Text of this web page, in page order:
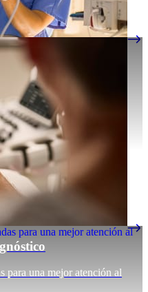
para una mejor atención al